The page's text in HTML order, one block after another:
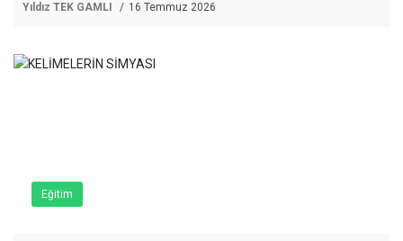
Yıldız TEK GAMLI 16 Temmuz 2026
Eğitim